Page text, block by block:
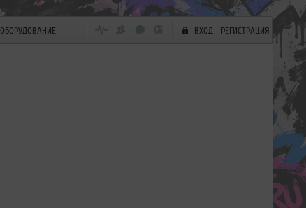
ОБОРУДОВАНИЕ ВХОД РЕГИСТРАЦИЯ